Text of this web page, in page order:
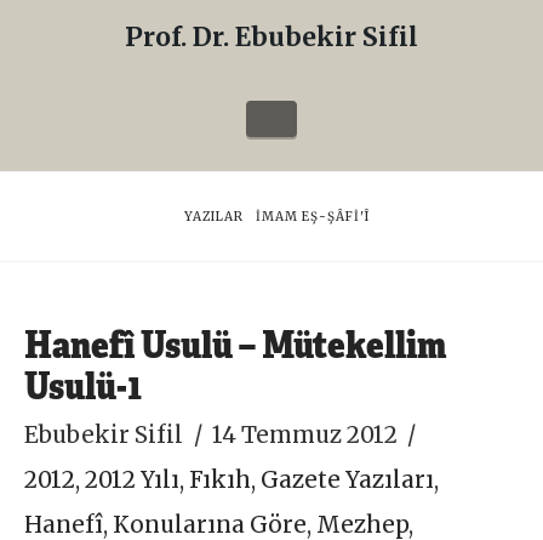
Sifil
Prof. Dr. Ebubekir Sifil
Navigation
HOME
YAZILAR İMAM EŞ-ŞÂFI'Î
Hanefî Usulü – Mütekellim
Usulü-1
Ebubekir Sifil
14 Temmuz 2012
2012,2012 Yılı,Fıkıh, Gazete Yazıları,
Hanefî, Konularına Göre, Mezhep,